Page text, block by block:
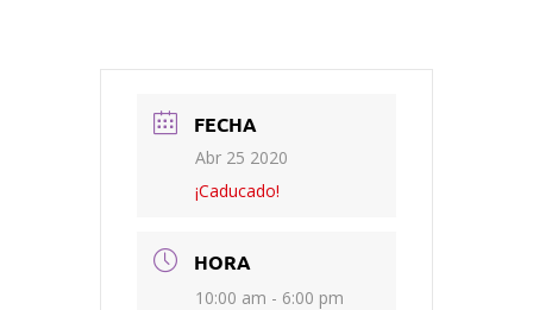
FECHA
Abr 25 2020
¡Caducado!
HORA
10:00 am - 6:00 pm